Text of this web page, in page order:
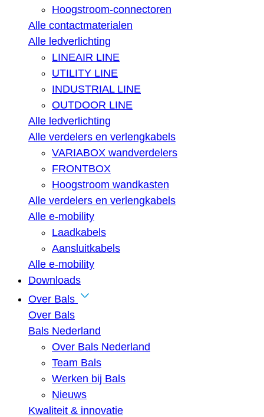
Hoogstroom-connectoren
Alle contactmaterialen
Alle ledverlichting
LINEAIR LINE
UTILITY LINE
INDUSTRIAL LINE
OUTDOOR LINE
Alle ledverlichting
Alle verdelers en verlengkabels
VARIABOX wandverdelers
FRONTBOX
Hoogstroom wandkasten
Alle verdelers en verlengkabels
Alle e-mobility
Laadkabels
Aansluitkabels
Alle e-mobility
Downloads
Over Bals
Over Bals
Bals Nederland
Over Bals Nederland
Team Bals
Werken bij Bals
Nieuws
Kwaliteit & innovatie